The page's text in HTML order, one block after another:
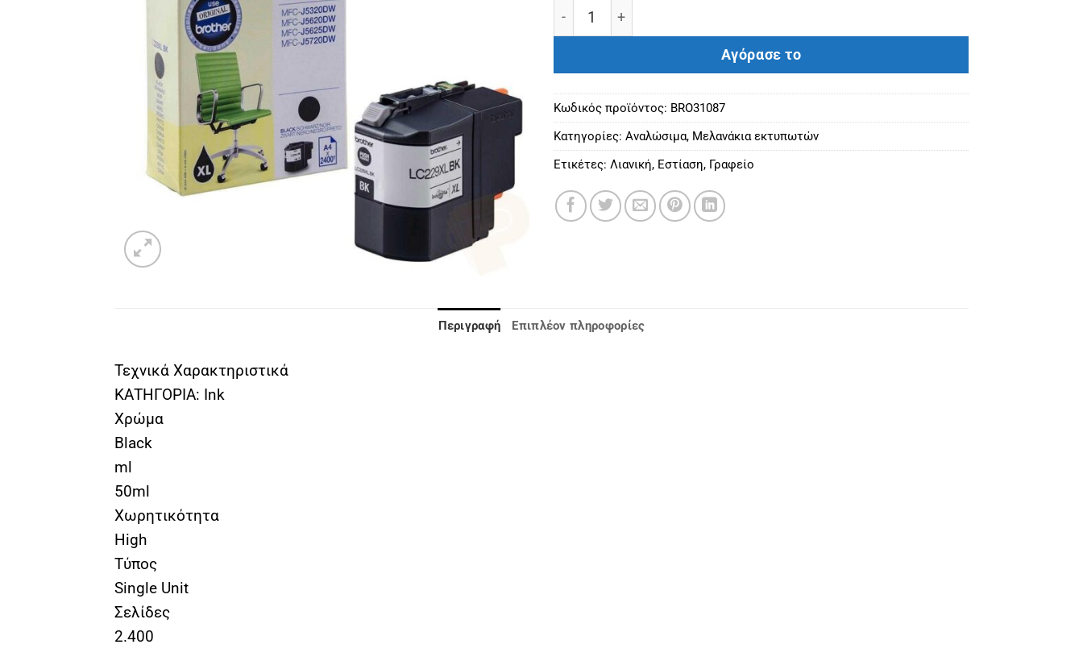
Brother LC-229XLBK Black - 2,4k ποσότητα
Αγόρασε το
Κωδικός προϊόντος: BRO31087
Κατηγορίες: Αναλώσιμα, Μελανάκια εκτυπωτών
Ετικέτες: Λιανική, Εστίαση, Γραφείο
Περιγραφή Επιπλέον πληροφορίες
Τεχνικά Χαρακτηριστικά
ΚΑΤΗΓΟΡΙΑ: Ink
Χρώμα
Black
ml
50ml
Χωρητικότητα
High
Τύπος
Single Unit
Σελίδες
2.400